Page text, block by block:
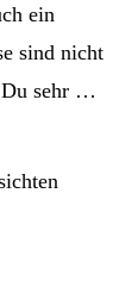
ein
sind nicht
Du sehr …